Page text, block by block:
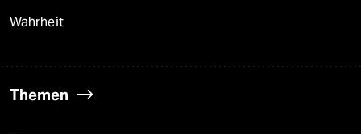
Wahrheit
Themen